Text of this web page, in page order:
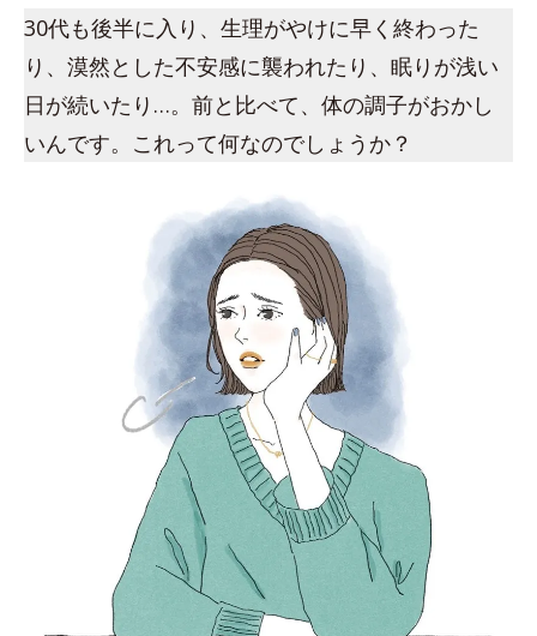
30代も後半に入り、生理がやけに早く終わった
り、漠然とした不安感に襲われたり、眠りが浅い
日が続いたり…。前と比べて、体の調子がおかし
いんです。これって何なのでしょうか？